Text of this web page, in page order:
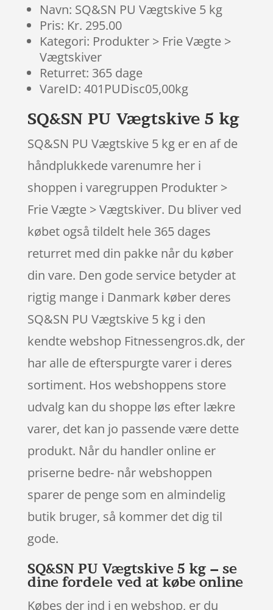
Navn: SQ&SN PU Vægtskive 5 kg
Pris: Kr. 295.00
Kategori: Produkter > Frie Vægte >
Vægtskiver
Returret: 365 dage
VareID: 401PUDisc05,00kg
SQ&SN PU Vægtskive 5 kg
SQ&SN PU Vægtskive 5 kg er en af de
håndplukkede varenumre her i
shoppen i varegruppen Produkter >
Frie Vægte > Vægtskiver. Du bliver ved
købet også tildelt hele 365 dages
returret med din pakke når du køber
din vare. Den gode service betyder at
rigtig mange i Danmark køber deres
SQ&SN PU Vægtskive 5 kg i den
kendte webshop Fitnessengros.dk, der
har alle de efterspurgte varer i deres
sortiment. Hos webshoppens store
udvalg kan du shoppe løs efter lækre
varer, det kan jo passende være dette
produkt. Når du handler online er
priserne bedre- når webshoppen
sparer de penge som en almindelig
butik bruger, så kommer det dig til
gode.
SQ&SN PU Vægtskive 5 kg – se
dine fordele ved at købe online
Købes der ind i en webshop, er du